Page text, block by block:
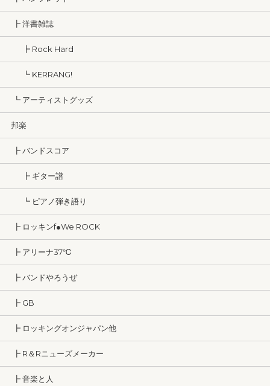
┣ 洋書雑誌
┣ Rock Hard
┗ KERRANG!
┗ アーティストグッズ
邦楽
┣ バンドスコア
┣ ギター譜
┗ ピアノ弾き語り
┣ ロッキンf●We ROCK
┣ アリーナ37℃
┣ バンドやろうぜ
┣ GB
┣ ロッキングオンジャパン他
┣ R＆Rニューズメーカー
┣ 音楽と人